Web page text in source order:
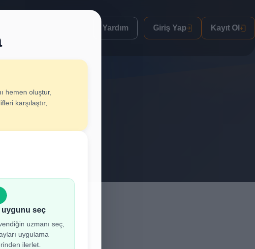
Yardım Giriş Yap Kayıt Ol
hemen oluştur,
karşılaştır,
uygunu seç
uzmanı seç,
uygulama
ilerlet.
teklif al.